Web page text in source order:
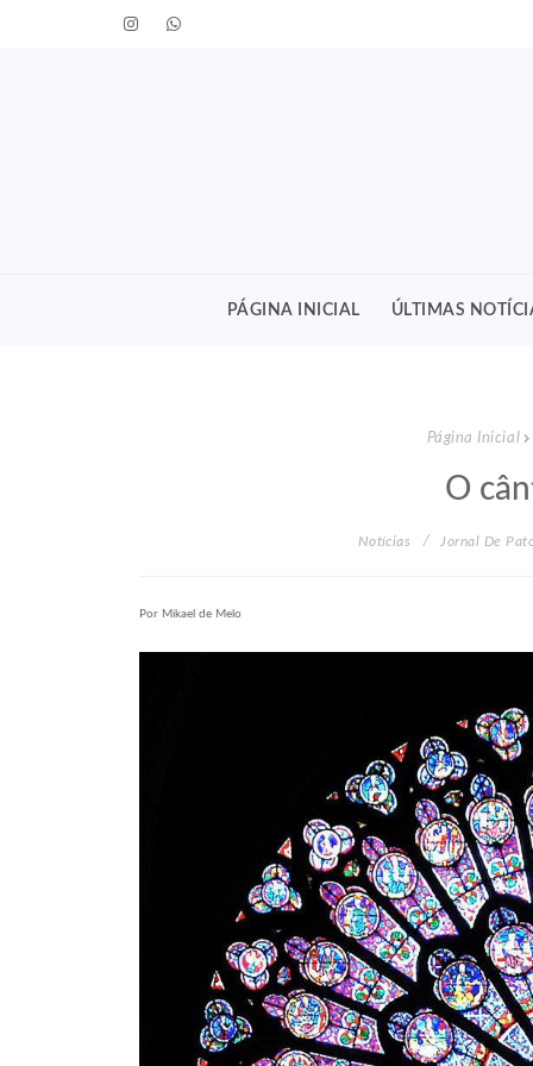
PÁGINA INICIAL ÚLTIMAS
Página Inicial
O
Notícias Jornal De
Por Mikael de Melo